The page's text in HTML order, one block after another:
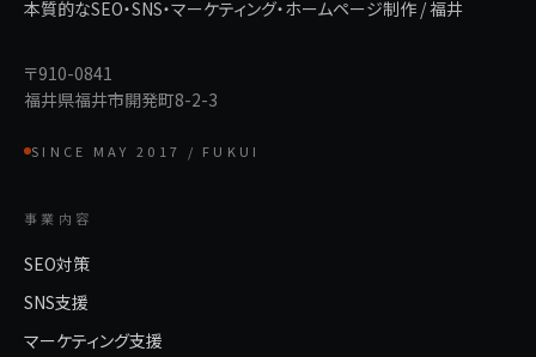
本質的なSEO・SNS・マーケティング・ホームページ制作 / 福井
〒910-0841
福井県福井市開発町8-2-3
SINCE MAY 2017 / FUKUI
事業内容
SEO対策
SNS支援
マーケティング支援